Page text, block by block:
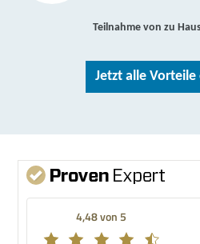
Teilnahme von zu
Jetzt alle
4,48 von 5